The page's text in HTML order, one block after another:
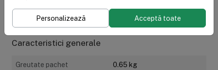
Specificații
Caracteristici generale
Greutate pachet 0.65 kg
Personalizează Acceptă toate